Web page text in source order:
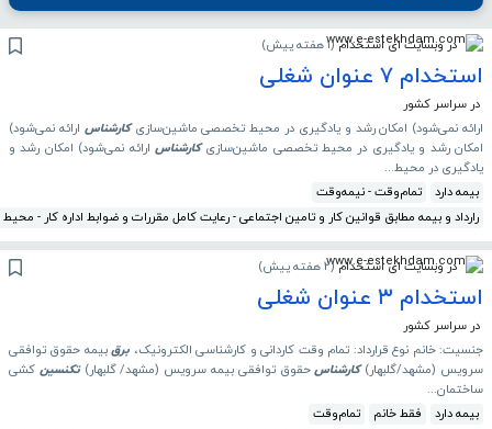
در وبسایت ای استخدام(1 هفته پیش )
استخدام ۷ عنوان شغلی
در سراسر کشور
ارائه نمی‌شود) امکان رشد و یادگیری در محیط تخصصی ماشین‌سازیکارشناس ارائه نمی‌شود)
امکان رشد و یادگیری در محیط تخصصی ماشین‌سازیکارشناس ارائه نمی‌شود) امکان رشد و
یادگیری در محیط...
بیمه دارد
تمام‌وقت - نیمه‌وقت
رارداد و بیمه مطابق قوانین کار و تامین اجتماعی - رعایت کامل مقررات و ضوابط اداره
در وبسایت ای استخدام(2 هفته پیش )
استخدام ۳ عنوان شغلی
در سراسر کشور
جنسیت: خانم نوع قرارداد: تمام وقت کاردانی و کارشناسی الکترونیک، برقبیمه حقوق توافقی
سرویس (مشهد/گلبهار)کارشناسحقوق توافقی بیمه سرویس (مشهد/ گلبهار)تکنسین کشی
ساختمان...
بیمه دارد
فقط خانم
تمام‌وقت